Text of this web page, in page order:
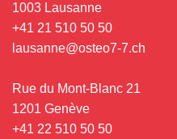
1003 Lausanne
+41 21 510 50 50
lausanne@osteo7-7.ch
Rue du Mont-Blanc 21
1201 Genève
+41 22 510 50 50